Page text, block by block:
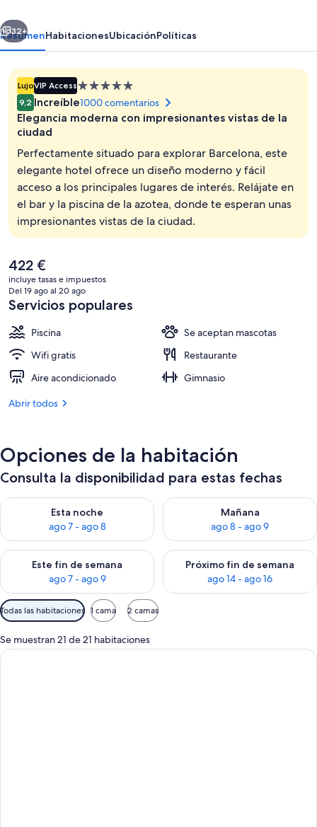
Opening
2026
Una piscina al aire libre, tumbonas
Siguiente
32+
ResumenHabitacionesUbicaciónPolíticas
LujoVIP AccessAlojamiento
de
5.0 estrellas
9,2 Increíble1000 comentarios
Elegancia moderna con impresionantes vistas de la
ciudad
Perfectamente situado para explorar Barcelona, este
elegante hotel ofrece un diseño moderno y fácil
acceso a los principales lugares de interés. Relájate en
el bar y la piscina de la azotea, donde te esperan unas
impresionantes vistas de la ciudad.
El
precio
actual
es
de
422 €
422 €
incluye tasas e impuestos
Del 19 ago al 20 ago
Servicios populares
Piscina
Se aceptan mascotas
Wifi gratis
Restaurante
Aire acondicionado
Gimnasio
Abrir todos
Opciones de la habitación
Consulta la disponibilidad para estas fechas
Esta noche
ago 7 - ago 8
Consulta la disponibilidad para esta noche, ago 7 - ago 8
Mañana
ago 8 - ago 9
Consulta la disponibilidad
Este fin de semana
ago 7 - ago 9
Consulta la disponibilidad para este fin de semana, ago 7 -
Próximo fin de semana
ago 14 - ago 16
Consulta la disponibilidad
Filtros
disponibles
para
las
Todas las habitaciones 1 cama 2 camas
Se muestran 21 de 21 habitaciones